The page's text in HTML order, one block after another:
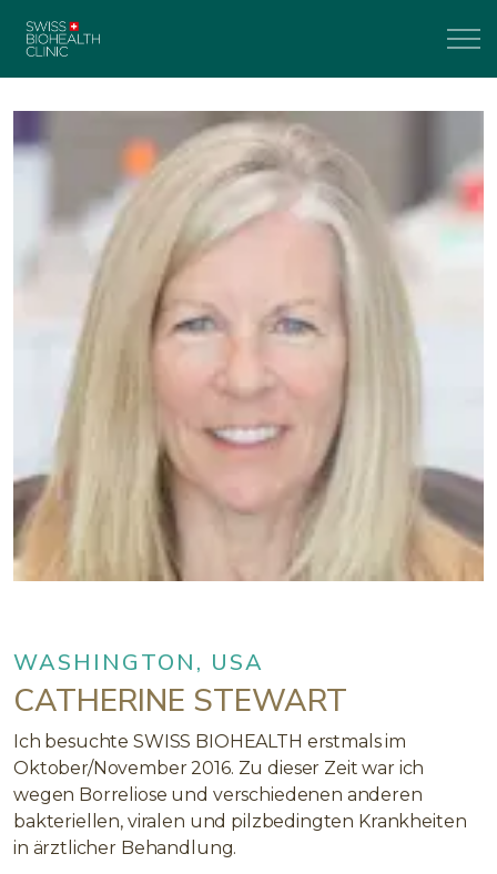
WASHINGTON, USA
CATHERINE STEWART
Ich besuchte SWISS BIOHEALTH erstmals im
Oktober/November 2016. Zu dieser Zeit war ich
wegen Borreliose und verschiedenen anderen
bakteriellen, viralen und pilzbedingten Krankheiten
in ärztlicher Behandlung.